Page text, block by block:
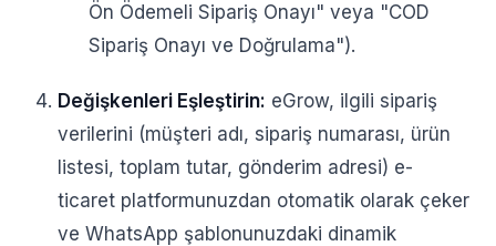
Ön Ödemeli Sipariş Onayı" veya "COD
Sipariş Onayı ve Doğrulama").
Değişkenleri Eşleştirin: eGrow, ilgili sipariş
verilerini (müşteri adı, sipariş numarası, ürün
listesi, toplam tutar, gönderim adresi) e-
ticaret platformunuzdan otomatik olarak çeker
ve WhatsApp şablonunuzdaki dinamik